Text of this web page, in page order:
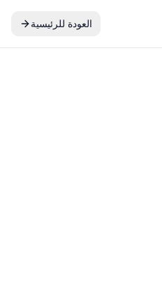
العودة للرئيسية